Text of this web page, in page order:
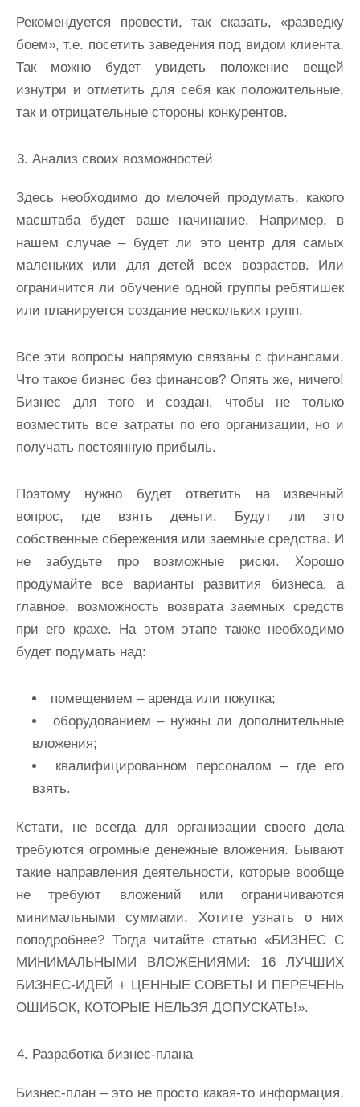
Рекомендуется провести, так сказать, «разведку
боем», т.е. посетить заведения под видом клиента.
Так можно будет увидеть положение вещей
изнутри и отметить для себя как положительные,
так и отрицательные стороны конкурентов.
Анализ своих возможностей
Здесь необходимо до мелочей продумать, какого
масштаба будет ваше начинание. Например, в
нашем случае – будет ли это центр для самых
маленьких или для детей всех возрастов. Или
ограничится ли обучение одной группы ребятишек
или планируется создание нескольких групп.
Все эти вопросы напрямую связаны с финансами.
Что такое бизнес без финансов? Опять же, ничего!
Бизнес для того и создан, чтобы не только
возместить все затраты по его организации, но и
получать постоянную прибыль.
Поэтому нужно будет ответить на извечный
вопрос, где взять деньги. Будут ли это
собственные сбережения или заемные средства. И
не забудьте про возможные риски. Хорошо
продумайте все варианты развития бизнеса, а
главное, возможность возврата заемных средств
при его крахе. На этом этапе также необходимо
будет подумать над:
помещением – аренда или покупка;
оборудованием – нужны ли дополнительные
вложения;
квалифицированном персоналом – где его
взять.
Кстати, не всегда для организации своего дела
требуются огромные денежные вложения. Бывают
такие направления деятельности, которые вообще
не требуют вложений или ограничиваются
минимальными суммами. Хотите узнать о них
поподробнее? Тогда читайте статью «БИЗНЕС С
МИНИМАЛЬНЫМИ ВЛОЖЕНИЯМИ: 16 ЛУЧШИХ
БИЗНЕС-ИДЕЙ + ЦЕННЫЕ СОВЕТЫ И ПЕРЕЧЕНЬ
ОШИБОК, КОТОРЫЕ НЕЛЬЗЯ ДОПУСКАТЬ!».
Разработка бизнес-плана
Бизнес-план – это не просто какая-то информация,